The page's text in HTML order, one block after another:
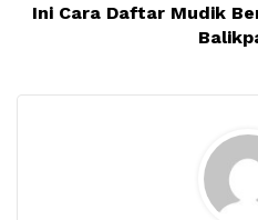
Ini Cara Daftar Mudik